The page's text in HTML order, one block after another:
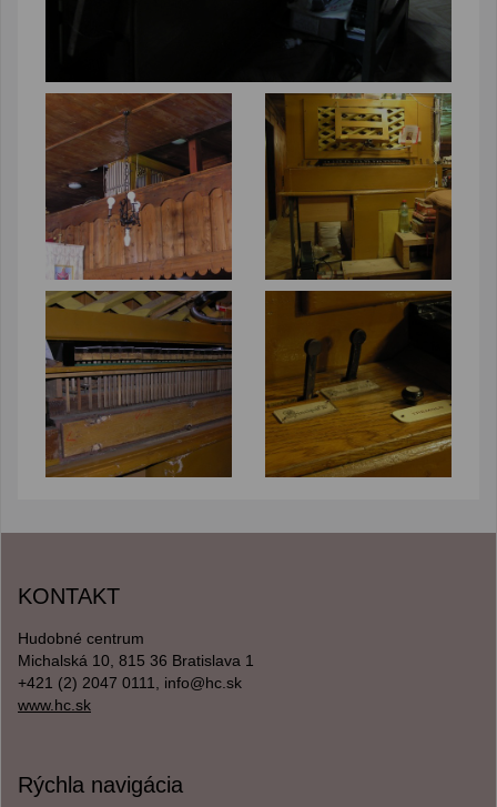
KONTAKT
Hudobné centrum
Michalská 10, 815 36 Bratislava 1
+421 (2) 2047 0111, info@hc.sk
www.hc.sk
Rýchla navigácia